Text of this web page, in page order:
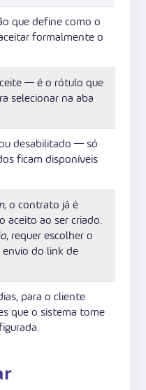
que define como o
formalmente o
— é o rótulo que
selecionar na aba
desabilitado — só
ficam disponíveis
, o contrato já é
aceito ao ser criado.
, requer escolher o
do link de
para o cliente
que o sistema tome